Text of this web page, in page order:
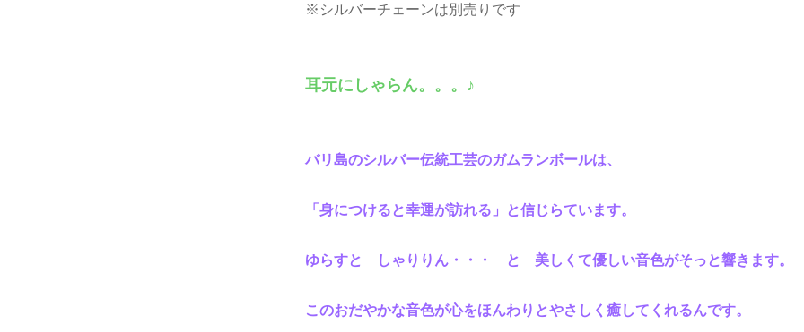
※シルバーチェーンは別売りです
耳元にしゃらん。。。♪
バリ島のシルバー伝統工芸のガムランボールは、
「身につけると幸運が訪れる」と信じらています。
ゆらすと しゃりりん・・・ と 美しくて優しい音色がそっと響きます。
このおだやかな音色が心をほんわりとやさしく癒してくれるんです。